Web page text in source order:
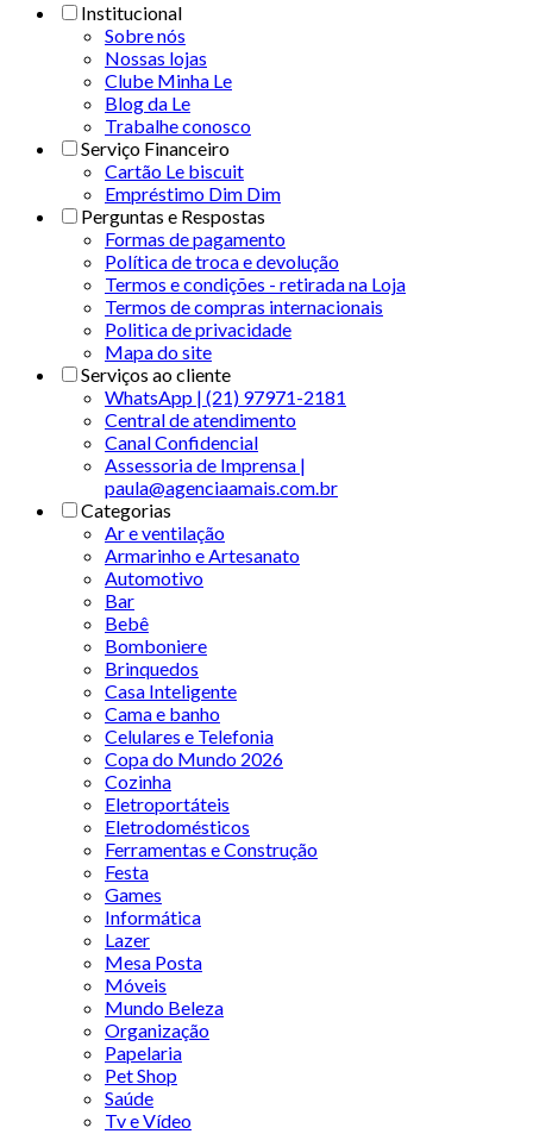
Institucional
Sobre nós
Nossas lojas
Clube Minha Le
Blog da Le
Trabalhe conosco
Serviço Financeiro
Cartão Le biscuit
Empréstimo Dim Dim
Perguntas e Respostas
Formas de pagamento
Política de troca e devolução
Termos e condições - retirada na Loja
Termos de compras internacionais
Politica de privacidade
Mapa do site
Serviços ao cliente
WhatsApp | (21) 97971-2181
Central de atendimento
Canal Confidencial
Assessoria de Imprensa |
paula@agenciaamais.com.br
Categorias
Ar e ventilação
Armarinho e Artesanato
Automotivo
Bar
Bebê
Bomboniere
Brinquedos
Casa Inteligente
Cama e banho
Celulares e Telefonia
Copa do Mundo 2026
Cozinha
Eletroportáteis
Eletrodomésticos
Ferramentas e Construção
Festa
Games
Informática
Lazer
Mesa Posta
Móveis
Mundo Beleza
Organização
Papelaria
Pet Shop
Saúde
Tv e Vídeo